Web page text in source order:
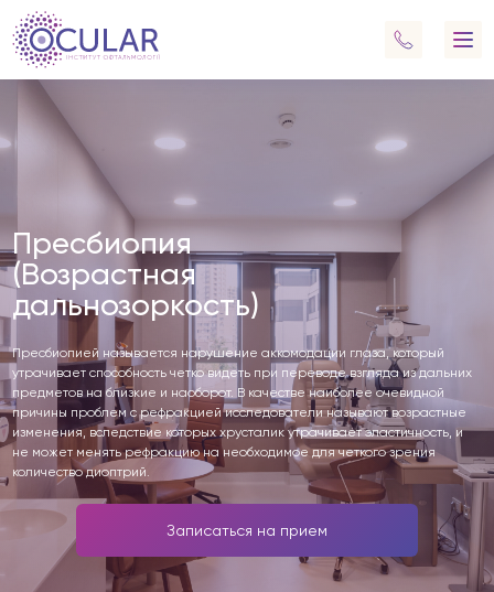
Пресбиопия
(Возрастная
дальнозоркость)
Пресбиопией называется нарушение аккомодации глаза, который
утрачивает способность четко видеть при переводе взгляда из дальних
предметов на близкие и наоборот. В качестве наиболее очевидной
причины проблем с рефракцией исследователи называют возрастные
изменения, вследствие которых хрусталик утрачивает эластичность, и
не может менять рефракцию на необходимое для четкого зрения
количество диоптрий.
Записаться на прием